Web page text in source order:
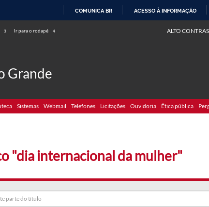
COMUNICA BR ACESSO À INFORMAÇÃO
3 Ir para o rodapé 4 ALTO
Grande
Sistemas Webmail Telefones Licitações Ouvidoria Ética pública
"dia internacional da mulher"